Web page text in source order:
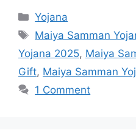
Categories
Yojana
Tags
Maiya Samman
Yojana 2025, Maiya
Gift, Maiya Samman
1 Comment